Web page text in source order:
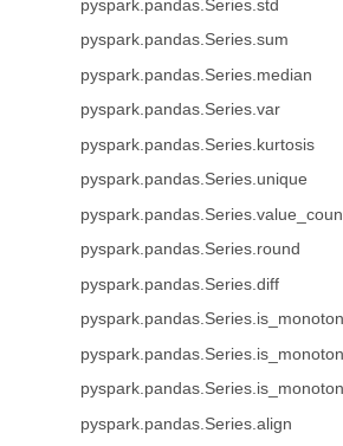
pyspark.pandas.Series.std
pyspark.pandas.Series.sum
pyspark.pandas.Series.median
pyspark.pandas.Series.var
pyspark.pandas.Series.kurtosis
pyspark.pandas.Series.unique
pyspark.pandas.Series.round
pyspark.pandas.Series.diff
pyspark.pandas.Series.align